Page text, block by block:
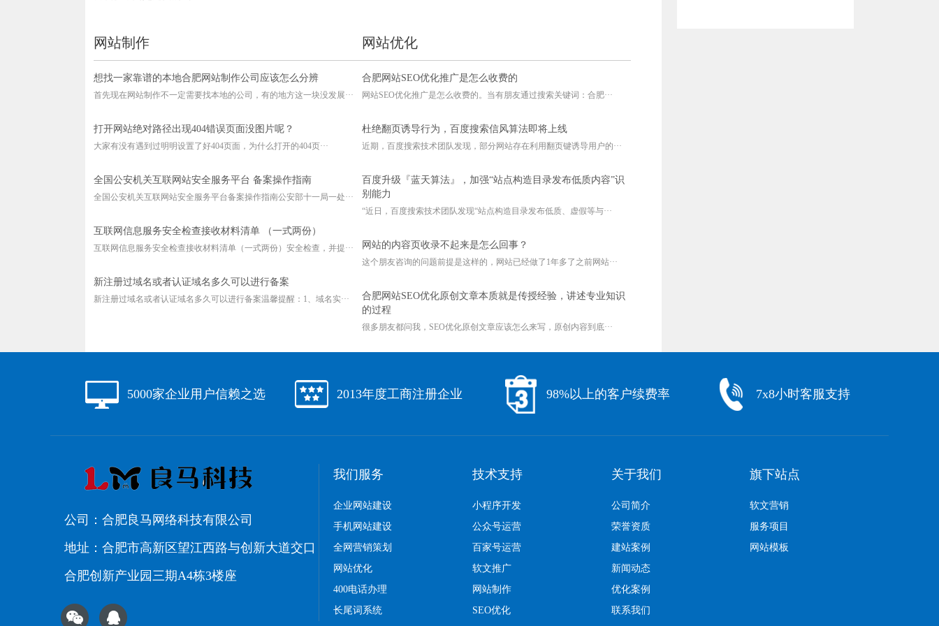
网站制作
想找一家靠谱的本地合肥网站制作公司应该怎么分辨
首先现在网站制作不一定需要找本地的公司，有的地方这一块没发展···
打开网站绝对路径出现404错误页面没图片呢？
大家有没有遇到过明明设置了好404页面，为什么打开的404页···
全国公安机关互联网站安全服务平台 备案操作指南
全国公安机关互联网站安全服务平台备案操作指南公安部十一局一处···
互联网信息服务安全检查接收材料清单 （一式两份）
互联网信息服务安全检查接收材料清单（一式两份）安全检查，并提···
新注册过域名或者认证域名多久可以进行备案
新注册过域名或者认证域名多久可以进行备案温馨提醒：1、域名实···
网站优化
合肥网站SEO优化推广是怎么收费的
网站SEO优化推广是怎么收费的。当有朋友通过搜索关键词：合肥···
杜绝翻页诱导行为，百度搜索信风算法即将上线
近期，百度搜索技术团队发现，部分网站存在利用翻页键诱导用户的···
百度升级『蓝天算法』，加强“站点构造目录发布低质内容”识
别能力
“近日，百度搜索技术团队发现“站点构造目录发布低质、虚假等与···
网站的内容页收录不起来是怎么回事？
这个朋友咨询的问题前提是这样的，网站已经做了1年多了之前网站···
合肥网站SEO优化原创文章本质就是传授经验，讲述专业知识
的过程
很多朋友都问我，SEO优化原创文章应该怎么来写，原创内容到底···
5000家企业用户信赖之选 2013年度工商注册企业 98%以上的客户续费率 7x8小时客服支持
公司：合肥良马网络科技有限公司
地址：合肥市高新区望江西路与创新大道交口
合肥创新产业园三期A4栋3楼座
我们服务
企业网站建设
手机网站建设
全网营销策划
网站优化
400电话办理
长尾词系统
技术支持
小程序开发
公众号运营
百家号运营
软文推广
网站制作
SEO优化
关于我们
公司简介
荣誉资质
建站案例
新闻动态
优化案例
联系我们
旗下站点
软文营销
服务项目
网站模板